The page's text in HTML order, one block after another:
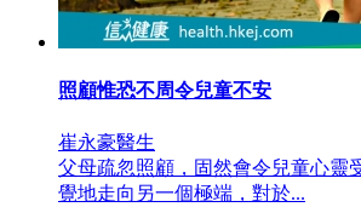
照顧惟恐不周令兒童不安
崔永豪醫生
父母疏忽照顧，固然會令兒童心靈
覺地走向另一個極端，對於...